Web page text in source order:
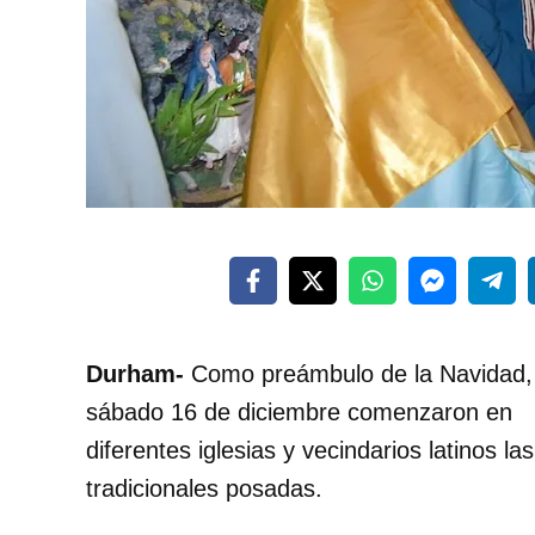
Durham- Como preámbulo de la
sábado 16 de diciembre comenzaron en
diferentes iglesias y vecindarios latinos las
tradicionales posadas.